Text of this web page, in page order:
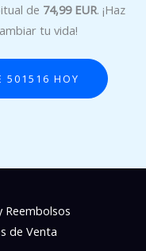
de 74,99 EUR. ¡Haz
tu vida!
501516 HOY
Reembolsos
de Venta